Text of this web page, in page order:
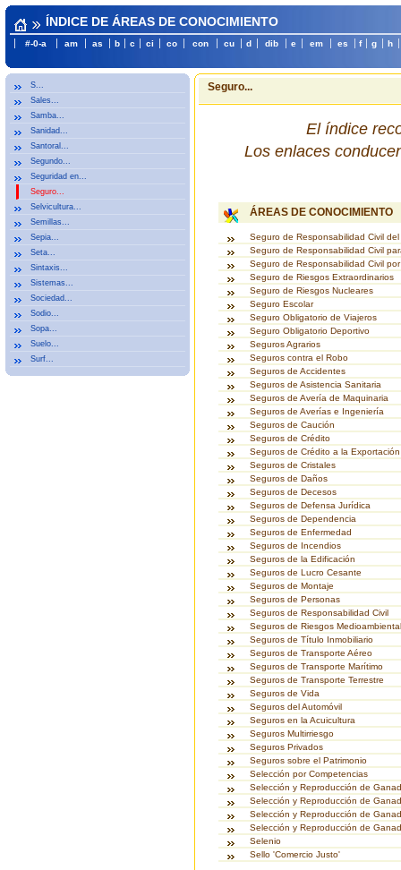
ÍNDICE DE ÁREAS DE CONOCIMIENTO
#-0-a am as b c ci co con cu d dib e em es f g h
S...
Sales...
Samba...
Sanidad...
Santoral...
Segundo...
Seguridad en...
Seguro...
Selvicultura...
Semillas...
Sepia...
Seta...
Sintaxis...
Sistemas...
Sociedad...
Sodio...
Sopa...
Suelo...
Surf...
Seguro...
El índice
Los enlaces
ÁREAS DE CONOCIMIENTO
Seguro de Responsabilidad Civil del
Seguro de Responsabilidad Civil
Seguro de Responsabilidad Civil
Seguro de Riesgos Extraordinarios
Seguro de Riesgos Nucleares
Seguro Escolar
Seguro Obligatorio de Viajeros
Seguro Obligatorio Deportivo
Seguros Agrarios
Seguros contra el Robo
Seguros de Accidentes
Seguros de Asistencia Sanitaria
Seguros de Avería de Maquinaria
Seguros de Averías e Ingeniería
Seguros de Caución
Seguros de Crédito
Seguros de Crédito a la Exportación
Seguros de Cristales
Seguros de Daños
Seguros de Decesos
Seguros de Defensa Jurídica
Seguros de Dependencia
Seguros de Enfermedad
Seguros de Incendios
Seguros de la Edificación
Seguros de Lucro Cesante
Seguros de Montaje
Seguros de Personas
Seguros de Responsabilidad Civil
Seguros de Riesgos
Seguros de Título Inmobiliario
Seguros de Transporte Aéreo
Seguros de Transporte Marítimo
Seguros de Transporte Terrestre
Seguros de Vida
Seguros del Automóvil
Seguros en la Acuicultura
Seguros Multirriesgo
Seguros Privados
Seguros sobre el Patrimonio
Selección por Competencias
Selección y Reproducción de
Selección y Reproducción de
Selección y Reproducción de
Selección y Reproducción de
Selenio
Sello 'Comercio Justo'